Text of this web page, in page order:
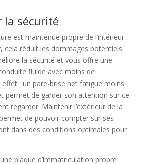
la sécurité
est maintenue propre de l’intérieur
cela réduit les dommages potentiels
la sécurité et vous offre une
fluide avec moins de
effet : un pare-brise net fatigue moins
permet de garder son attention sur ce
regarder. Maintenir l’extérieur de la
de pouvoir compter sur ses
dans des conditions optimales pour
plaque d’immatriculation propre